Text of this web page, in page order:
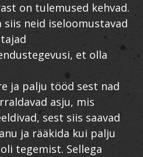
on tulemused kehvad.
siis neid iseloomustavad
et olla
ja palju tööd sest nad
asju, mis
sest siis saavad
ja rääkida kui palju
tegemist. Sellega